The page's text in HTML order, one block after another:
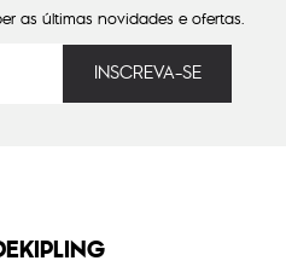
as últimas novidades e ofertas.